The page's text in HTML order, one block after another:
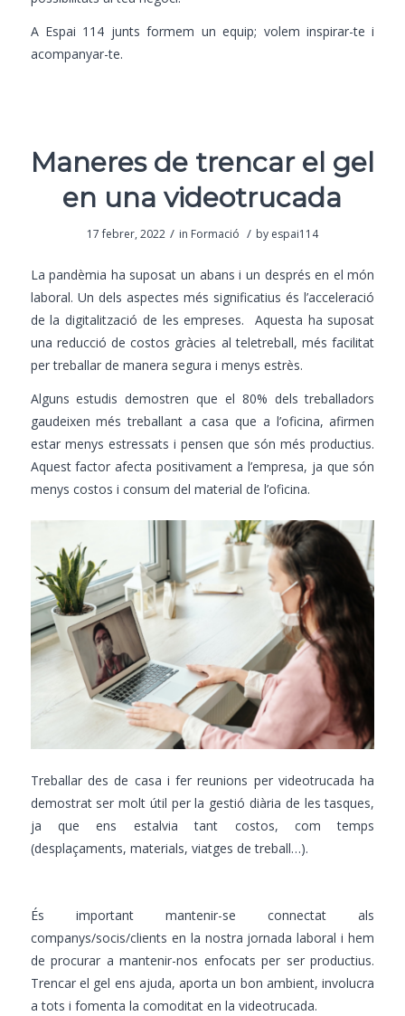
A Espai 114 junts formem un equip; volem inspirar-te i
acompanyar-te.
Maneres de trencar el gel
en una videotrucada
17 febrer, 2022 / in Formació / by espai114
La pandèmia ha suposat un abans i un després en el món
laboral. Un dels aspectes més significatius és l’acceleració
de la digitalització de les empreses. Aquesta ha suposat
una reducció de costos gràcies al teletreball, més facilitat
per treballar de manera segura i menys estrès.
Alguns estudis demostren que el 80% dels treballadors
gaudeixen més treballant a casa que a l’oficina, afirmen
estar menys estressats i pensen que són més productius.
Aquest factor afecta positivament a l’empresa, ja que són
menys costos i consum del material de l’oficina.
Treballar des de casa i fer reunions per videotrucada ha
demostrat ser molt útil per la gestió diària de les tasques,
ja que ens estalvia tant costos, com temps
(desplaçaments, materials, viatges de treball…).
És important mantenir-se connectat als
companys/socis/clients en la nostra jornada laboral i hem
de procurar a mantenir-nos enfocats per ser productius.
Trencar el gel ens ajuda, aporta un bon ambient, involucra
a tots i fomenta la comoditat en la videotrucada.